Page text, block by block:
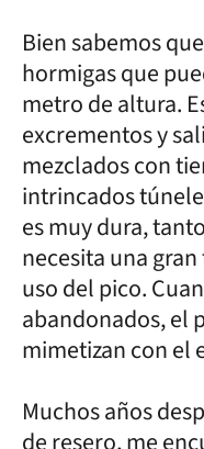
Bien sabemos
hormigas que
metro de altura.
excrementos y
mezclados con
intrincados
es muy dura,
necesita una
uso del pico.
abandonados, el
mimetizan con el
Muchos años